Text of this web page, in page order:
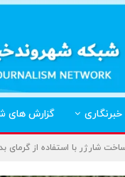
گزارش های
شارژر با استفاده از گرمای